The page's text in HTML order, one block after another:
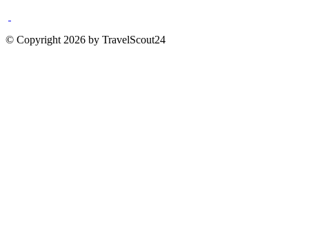
© Copyright 2026 by TravelScout24